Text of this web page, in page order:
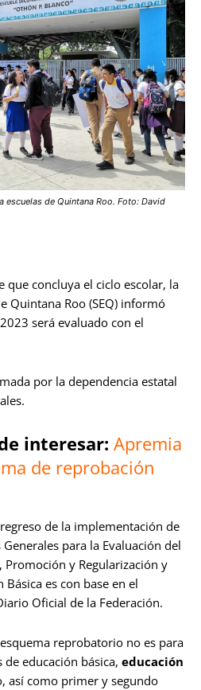
escuelas de Quintana Roo. Foto: David
que concluya el ciclo escolar, la
Quintana Roo (SEQ) informó
será evaluado con el
por la dependencia estatal
interesar: Apremia
de reprobación
de la implementación de
para la Evaluación del
Promoción y Regularización y
es con base en el
Oficial de la Federación.
reprobatorio no es para
educación básica, educación
así como primer y segundo